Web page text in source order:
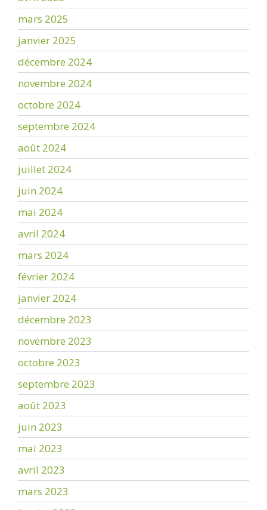
mars 2025
janvier 2025
décembre 2024
novembre 2024
octobre 2024
septembre 2024
août 2024
juillet 2024
juin 2024
mai 2024
avril 2024
mars 2024
février 2024
janvier 2024
décembre 2023
novembre 2023
octobre 2023
septembre 2023
août 2023
juin 2023
mai 2023
avril 2023
mars 2023